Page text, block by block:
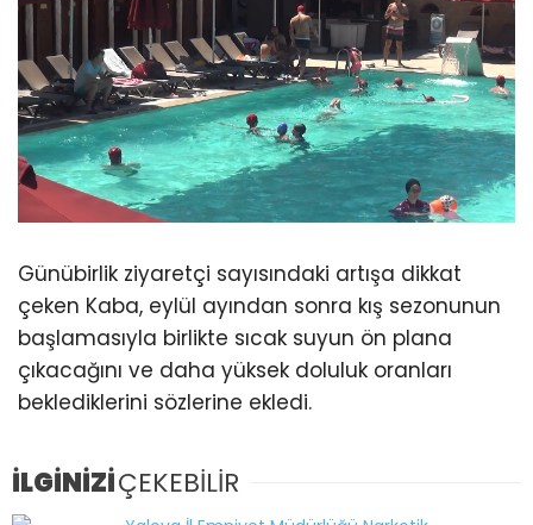
Günübirlik ziyaretçi sayısındaki artışa dikkat
çeken Kaba, eylül ayından sonra kış sezonunun
başlamasıyla birlikte sıcak suyun ön plana
çıkacağını ve daha yüksek doluluk oranları
beklediklerini sözlerine ekledi.
İLGİNİZİÇEKEBİLİR